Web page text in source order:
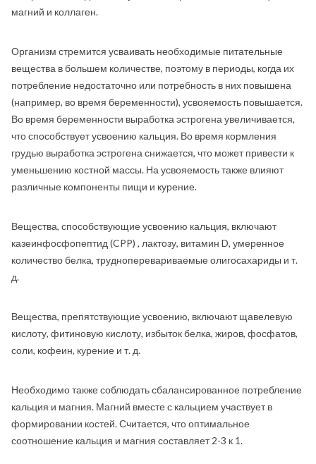
магний и коллаген.
Организм стремится усваивать необходимые питательные
вещества в большем количестве, поэтому в периоды, когда их
потребление недостаточно или потребность в них повышена
(например, во время беременности), усвояемость повышается.
Во время беременности выработка эстрогена увеличивается,
что способствует усвоению кальция. Во время кормления
грудью выработка эстрогена снижается, что может привести к
уменьшению костной массы. На усвояемость также влияют
различные компоненты пищи и курение.
Вещества, способствующие усвоению кальция, включают
казеинфосфопептид (CPP) , лактозу, витамин D, умеренное
количество белка, трудноперевариваемые олигосахариды и т.
д.
Вещества, препятствующие усвоению, включают щавелевую
кислоту, фитиновую кислоту, избыток белка, жиров, фосфатов,
соли, кофеин, курение и т. д.
Необходимо также соблюдать сбалансированное потребление
кальция и магния. Магний вместе с кальцием участвует в
формировании костей. Считается, что оптимальное
соотношение кальция и магния составляет 2-3 к 1.